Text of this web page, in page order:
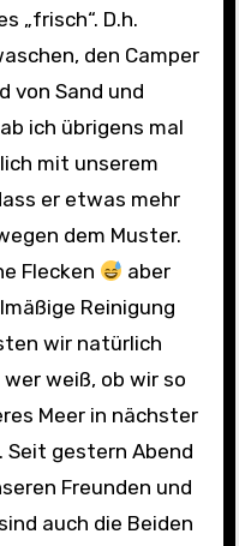
„frisch“. D.h.
den Camper
von Sand und
ich übrigens mal
mit unserem
er etwas mehr
dem Muster.
Flecken
aber
Reinigung
wir natürlich
weiß, ob wir so
Meer in nächster
Seit gestern Abend
Freunden und
auch die Beiden